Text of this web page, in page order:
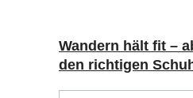
Wandern hält fit –
den richtigen